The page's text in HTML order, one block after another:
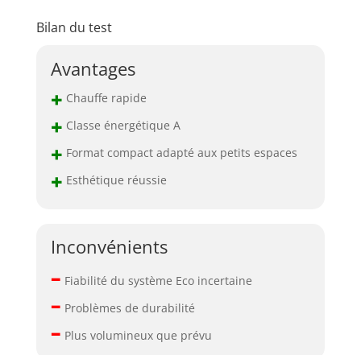
Bilan du test
Avantages
+ Chauffe rapide
+ Classe énergétique A
+ Format compact adapté aux petits espaces
+ Esthétique réussie
Inconvénients
– Fiabilité du système Eco incertaine
– Problèmes de durabilité
– Plus volumineux que prévu